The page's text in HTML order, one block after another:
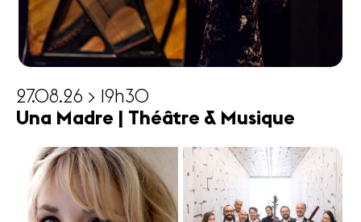
27.08.26 > 19h30
Una Madre | Théâtre & Musique